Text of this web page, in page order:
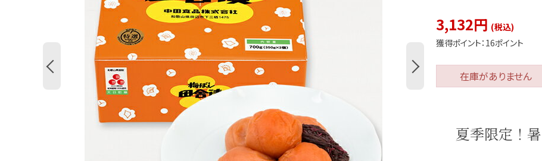
3,132円
獲得ポイント： 16ポイント
在庫がありません
夏季限定！